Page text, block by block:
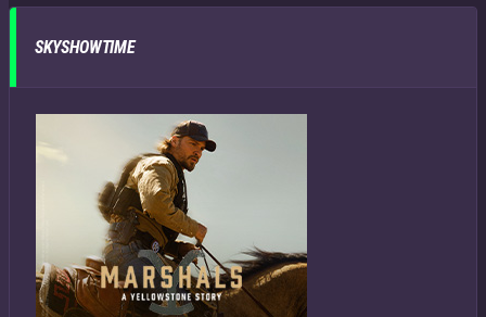
SKYSHOWTIME